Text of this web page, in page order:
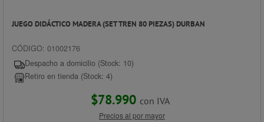
JUEGO DIDÁCTICO MADERA (SET TREN 80 PIEZAS) DURBAN
CÓDIGO: 01002176
Despacho a domicilio (Stock: 10)
Retiro en tienda (Stock: 4)
$78.990 con IVA
Precios al por mayor